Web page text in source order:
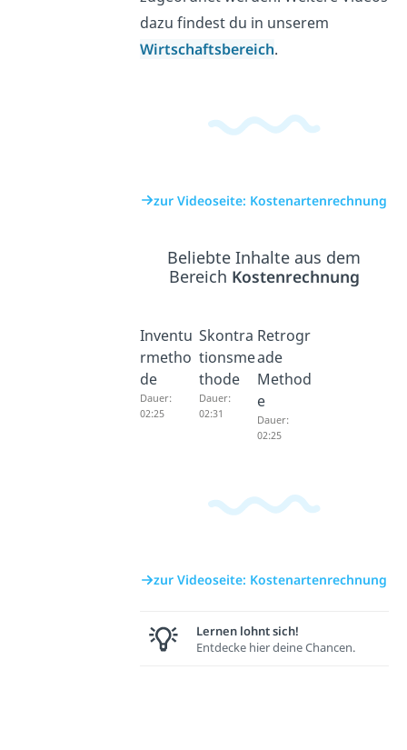
dazu findest du in unserem
Wirtschaftsbereich.
zur Videoseite: Kostenartenrechnung
Beliebte Inhalte aus dem
Bereich Kostenrechnung
Inventu
rmetho
de
Dauer:
02:25
Skontra
tionsme
thode
Dauer:
02:31
Retrogr
ade
Method
e
Dauer:
02:25
zur Videoseite: Kostenartenrechnung
Lernen lohnt sich!
Entdecke hier deine Chancen.